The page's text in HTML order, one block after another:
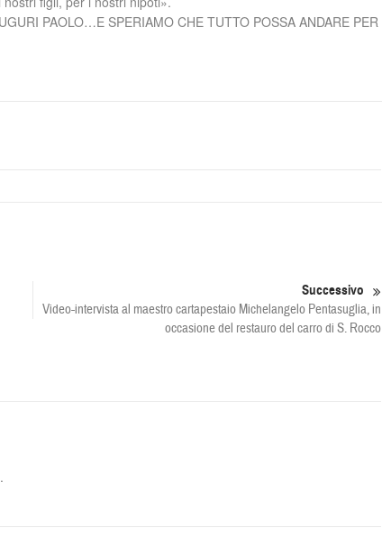
PAOLO…E SPERIAMO CHE TUTTO POSSA ANDARE PER
Successivo
Video-intervista al maestro cartapestaio Michelangelo Pentasuglia, in
occasione del restauro del carro di S. Rocco